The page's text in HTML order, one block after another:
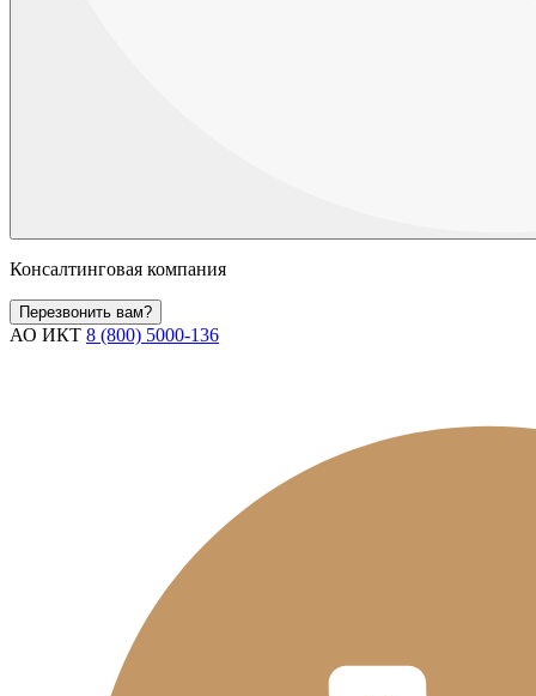
Консалтинговая компания
Перезвонить вам?
АО ИКТ 8 (800) 5000-136